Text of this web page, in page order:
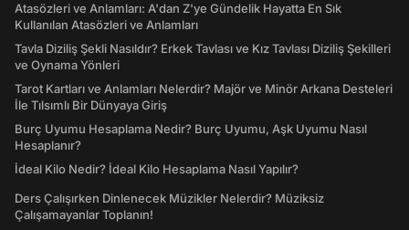
Atasözleri ve Anlamları: A'dan Z'ye Gündelik Hayatta En Sık
Kullanılan Atasözleri ve Anlamları
Tavla Diziliş Şekli Nasıldır? Erkek Tavlası ve Kız Tavlası Diziliş Şekilleri
ve Oynama Yönleri
Tarot Kartları ve Anlamları Nelerdir? Majör ve Minör Arkana Desteleri
İle Tılsımlı Bir Dünyaya Giriş
Burç Uyumu Hesaplama Nedir? Burç Uyumu, Aşk Uyumu Nasıl
Hesaplanır?
İdeal Kilo Nedir? İdeal Kilo Hesaplama Nasıl Yapılır?
Ders Çalışırken Dinlenecek Müzikler Nelerdir? Müziksiz
Çalışamayanlar Toplanın!